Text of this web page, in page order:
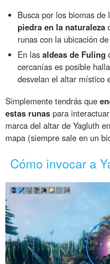
Busca por los biomas
piedra en la naturaleza
runas con la ubicación
En lasaldeas de Fuling
cercanías es posible
desvelan el altar místico
Simplemente tendrás que
estas runas para
marca del altar de Yagluth
mapa (siempre sale en un
Cómo invocar a